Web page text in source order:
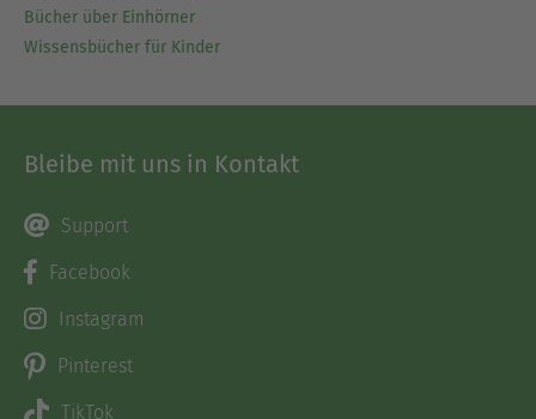
Bücher über Einhörner
Wissensbücher für Kinder
Bleibe mit uns in Kontakt
Support
Facebook
Instagram
Pinterest
TikTok